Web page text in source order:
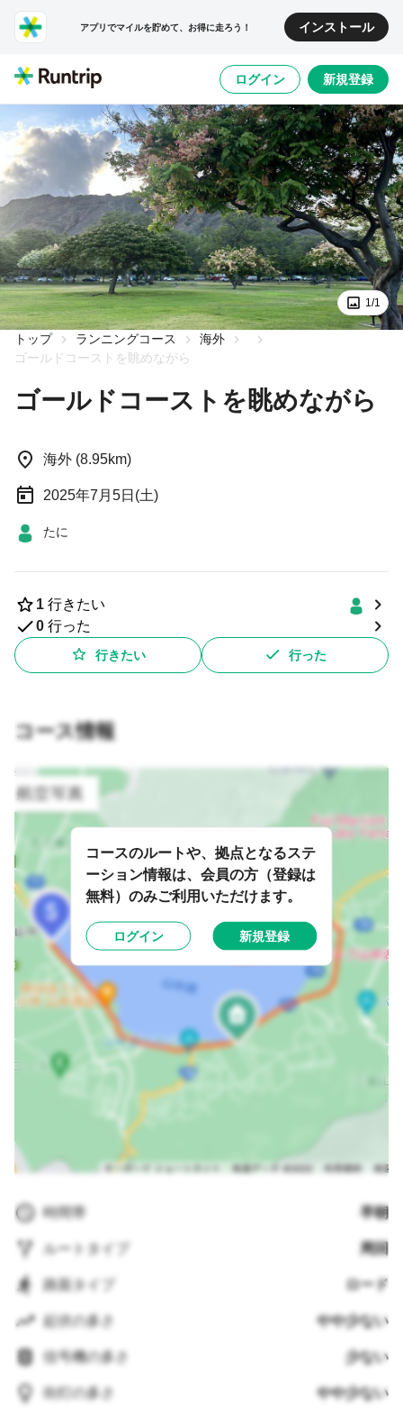
アプリでマイルを貯めて、お得に走ろう！ インストール
ログイン 新規登録
1/1
トップ ランニングコース
海外
ゴールドコーストを眺めながら
ゴールドコーストを眺めながら
海外 (8.95km)
2025年7月5日(土)
たに
1 行きたい
0 行った
行きたい 行った
コース情報
時間帯 早朝
ルートタイプ 周回
路面タイプ ロード
起伏の多さ やや少ない
信号機の多さ 少ない
街灯の多さ やや少ない
コースのルートや、拠点となるステ
ーション情報は、会員の方（登録は
無料）のみご利用いただけます。
ログイン 新規登録